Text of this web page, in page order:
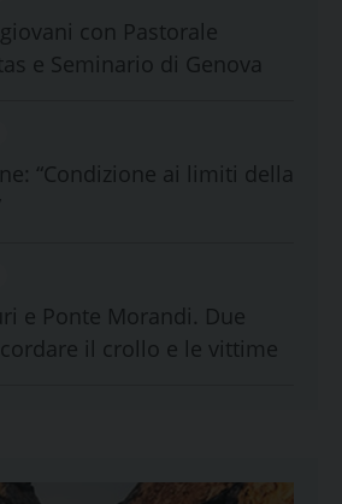
giovani con Pastorale
e Seminario di Genova
“Condizione ai limiti della
e Ponte Morandi. Due
il crollo e le vittime